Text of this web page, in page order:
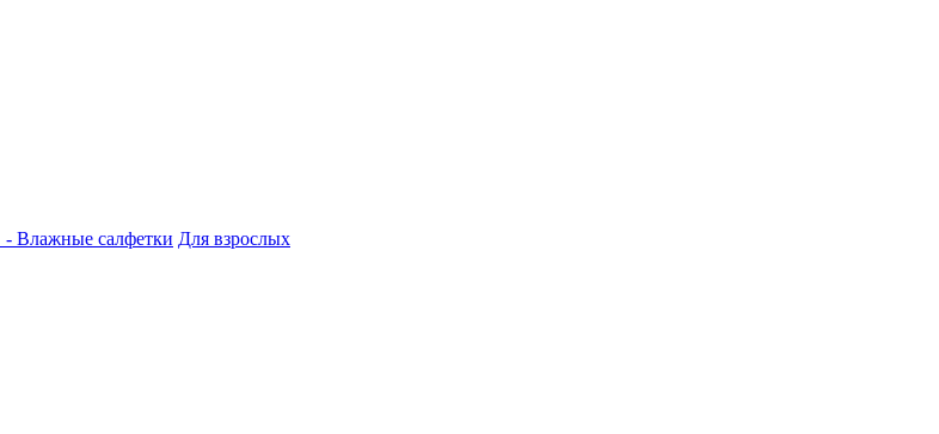
- Влажные салфетки Для взрослых